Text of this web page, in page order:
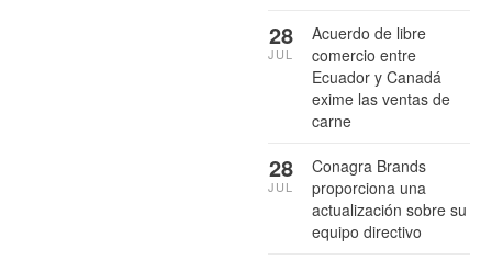
Acuerdo de libre
comercio entre
Ecuador y Canadá
exime las ventas de
carne
28
JUL
Conagra Brands
proporciona una
actualización sobre su
equipo directivo
28
JUL